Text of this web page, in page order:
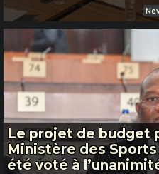
Le projet de budget
Ministère des
été voté à